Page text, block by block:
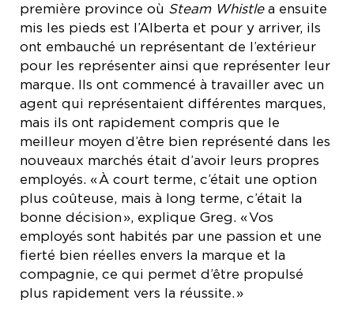
première province où Steam Whistlea ensuite
mis les pieds est l’Alberta et pour y arriver, ils
ont embauché un représentant de l’extérieur
pour les représenter ainsi que représenter leur
marque. Ils ont commencé à travailler avec un
agent qui représentaient différentes marques,
mais ils ont rapidement compris que le
meilleur moyen d’être bien représenté dans les
nouveaux marchés était d’avoir leurs propres
employés. « À court terme, c’était une option
plus coûteuse, mais à long terme, c’était la
bonne décision », explique Greg. « Vos
employés sont habités par une passion et une
fierté bien réelles envers la marque et la
compagnie, ce qui permet d’être propulsé
plus rapidement vers la réussite. »